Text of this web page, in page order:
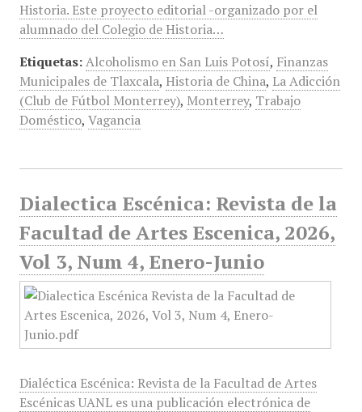
Historia. Este proyecto editorial -organizado por el
alumnado del Colegio de Historia…
Etiquetas: Alcoholismo en San Luis Potosí, Finanzas
Municipales de Tlaxcala, Historia de China, La Adicción
(Club de Fútbol Monterrey), Monterrey, Trabajo
Doméstico, Vagancia
Dialectica Escénica: Revista de la
Facultad de Artes Escenica, 2026,
Vol 3, Num 4, Enero-Junio
Dialéctica Escénica: Revista de la Facultad de Artes
Escénicas UANL es una publicación electrónica de